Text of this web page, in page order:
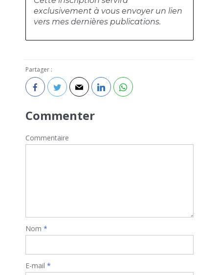
exclusivement à vous envoyer un lien
vers mes dernières publications.
Partager :
Commenter
Commentaire
Nom *
E-mail *